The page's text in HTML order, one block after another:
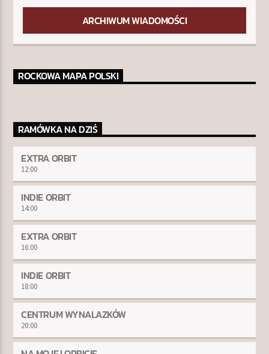
ARCHIWUM WIADOMOŚCI
ROCKOWA MAPA POLSKI
RAMÓWKA NA DZIŚ
EXTRA ORBIT
12:00
INDIE ORBIT
14:00
EXTRA ORBIT
16:00
INDIE ORBIT
18:00
CENTRUM WYNALAZKÓW
20:00